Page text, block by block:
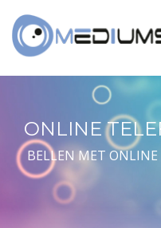
ONLINE
BELLEN MET ONLINE